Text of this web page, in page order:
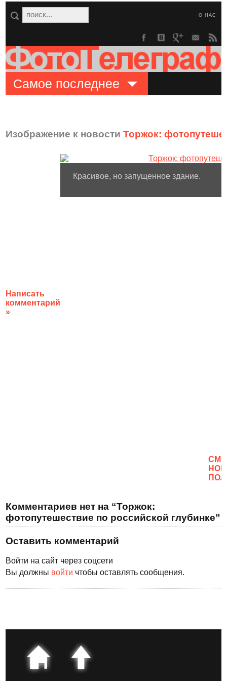
О НАС
Самое последнее
Изображение к новостиТоржок:
Написать
комментарий
»
Красивое, но запущенное здание.
Комментариев нет на “Торжок:
фотопутешествие по российской глубинке”
Оставить комментарий
Войти на сайт через соцсети
Вы должны войти чтобы оставлять сообщения.